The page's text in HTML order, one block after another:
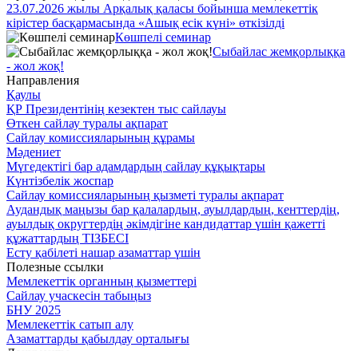
23.07.2026 жылы Арқалық қаласы бойынша мемлекеттік
кірістер басқармасында «Ашық есік күні» өткізілді
Көшпелі семинар
Сыбайлас жемқорлыққа
- жол жоқ!
Направления
Қаулы
ҚР Президентінің кезектен тыс сайлауы
Өткен сайлау туралы ақпарат
Сайлау комиссияларының құрамы
Мәдениет
Мүгедектігі бар адамдардың сайлау құқықтары
Күнтізбелік жоспар
Сайлау комиссияларының қызметі туралы ақпарат
Аудандық маңызы бар қалалардың, ауылдардың, кенттердің,
ауылдық округтердің әкімдігіне кандидаттар үшін қажетті
құжаттардың ТІЗБЕСІ
Есту қабілеті нашар азаматтар үшін
Полезные ссылки
Мемлекеттік органның қызметтері
Сайлау учаскесін табыңыз
БНУ 2025
Мемлекеттік сатып алу
Азаматтарды қабылдау орталығы